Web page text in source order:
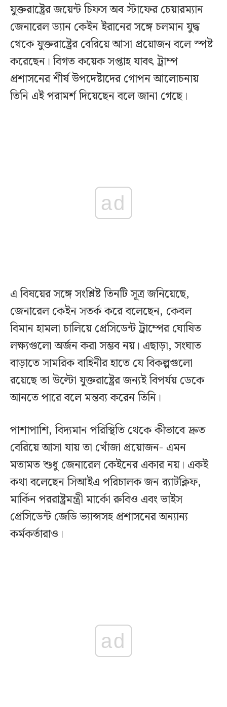
যুক্তরাষ্ট্রের জয়েন্ট চিফস অব স্টাফের চেয়ারম্যান
জেনারেল ড্যান কেইন ইরানের সঙ্গে চলমান যুদ্ধ
থেকে যুক্তরাষ্ট্রের বেরিয়ে আসা প্রয়োজন বলে স্পষ্ট
করেছেন। বিগত কয়েক সপ্তাহ যাবৎ ট্রাম্প
প্রশাসনের শীর্ষ উপদেষ্টাদের গোপন আলোচনায়
তিনি এই পরামর্শ দিয়েছেন বলে জানা গেছে।
ad
এ বিষয়ের সঙ্গে সংশ্লিষ্ট তিনটি সূত্র জনিয়েছে,
জেনারেল কেইন সতর্ক করে বলেছেন, কেবল
বিমান হামলা চালিয়ে প্রেসিডেন্ট ট্রাম্পের ঘোষিত
লক্ষ্যগুলো অর্জন করা সম্ভব নয়। এছাড়া, সংঘাত
বাড়াতে সামরিক বাহিনীর হাতে যে বিকল্পগুলো
রয়েছে তা উল্টো যুক্তরাষ্ট্রের জন্যই বিপর্যয় ডেকে
আনতে পারে বলে মন্তব্য করেন তিনি।
পাশাপাশি, বিদ্যমান পরিস্থিতি থেকে কীভাবে দ্রুত
বেরিয়ে আসা যায় তা খোঁজা প্রয়োজন- এমন
মতামত শুধু জেনারেল কেইনের একার নয়। একই
কথা বলেছেন সিআইএ পরিচালক জন র‍্যাটক্লিফ,
মার্কিন পররাষ্ট্রমন্ত্রী মার্কো রুবিও এবং ভাইস
প্রেসিডেন্ট জেডি ভ্যান্সসহ প্রশাসনের অন্যান্য
কর্মকর্তারাও।
ad